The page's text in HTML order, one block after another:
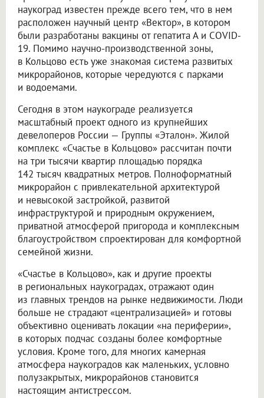
наукоград известен прежде всего тем, что в нем
расположен научный центр «Вектор», в котором
были разработаны вакцины от гепатита А и COVID-
19. Помимо научно-производственной зоны,
в Кольцово есть уже знакомая система развитых
микрорайонов, которые чередуются с парками
и водоемами.
Сегодня в этом наукограде реализуется
масштабный проект одного из крупнейших
девелоперов России — Группы «Эталон». Жилой
комплекс «Счастье в Кольцово» рассчитан почти
на три тысячи квартир площадью порядка
142 тысяч квадратных метров. Полноформатный
микрорайон с привлекательной архитектурой
и невысокой застройкой, развитой
инфраструктурой и природным окружением,
приватной атмосферой пригорода и комплексным
благоустройством спроектирован для комфортной
семейной жизни.
«Счастье в Кольцово», как и другие проекты
в региональных наукоградах, отражают один
из главных трендов на рынке недвижимости. Люди
больше не страдают «централизацией» и готовы
объективно оценивать локации «на периферии»,
в которых подчас созданы более комфортные
условия. Кроме того, для многих камерная
атмосфера наукоградов как маленьких, условно
полузакрытых, микрорайонов становится
настоящим антистрессом.